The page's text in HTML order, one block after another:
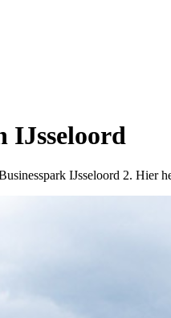
IJsseloord
IJsseloord 2. Hier